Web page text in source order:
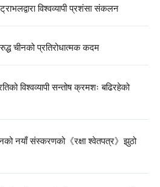
विश्वव्यापी प्रशंसा संकलन
चीनको प्रतिरोधात्मक कदम
विश्वव्यापी सन्तोष क्रमशः बढिरहेको
नयाँ संस्करणको《रक्षा श्वेतपत्र》झुठो